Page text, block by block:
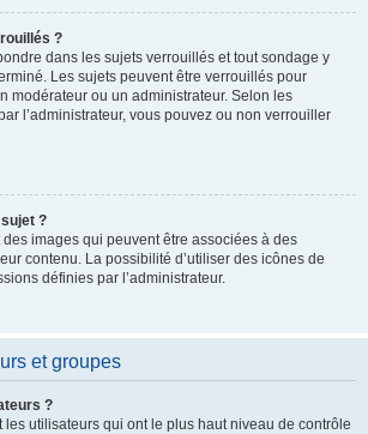
?
dans les sujets verrouillés et tout sondage y
Les sujets peuvent être verrouillés pour
modérateur ou un administrateur. Selon les
l’administrateur, vous pouvez ou non verrouiller
?
images qui peuvent être associées à des
contenu. La possibilité d’utiliser des icônes de
définies par l’administrateur.
et groupes
?
les utilisateurs qui ont le plus haut niveau de contrôle